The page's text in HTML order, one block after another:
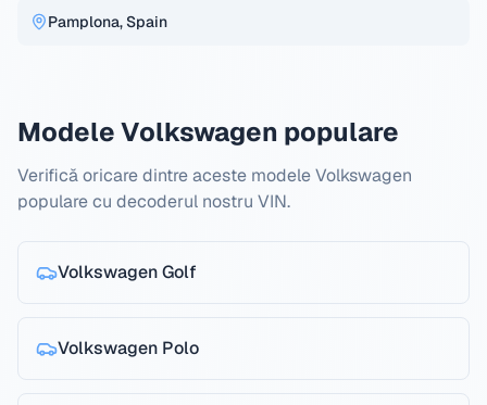
Pamplona, Spain
Modele Volkswagen populare
Verifică oricare dintre aceste modele Volkswagen
populare cu decoderul nostru VIN.
VolkswagenGolf
Volkswagen Polo